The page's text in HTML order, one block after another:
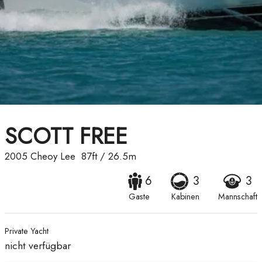
SCOTT FREE
2005 Cheoy Lee 87ft/ 26.5m
6
Gaste
3
Kabinen
3
Mannschaft
Private Yacht
nicht verfügbar